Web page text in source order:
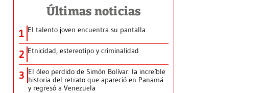
Últimas noticias
1 El talento joven encuentra su pantalla​
2 Etnicidad, estereotipo y criminalidad
3 El óleo perdido de Simón Bolívar: la increíble
historia del retrato que apareció en Panamá
y regresó a Venezuela